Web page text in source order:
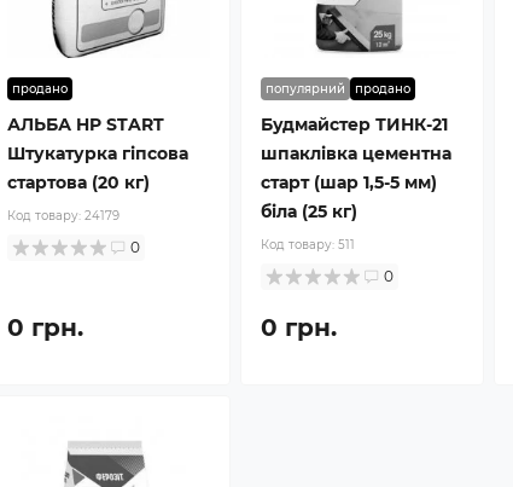
продано
АЛЬБА HP START
Штукатурка гіпсова
стартова (20 кг)
Код товару: 24179
0
0 грн.
популярний продано
Будмайстер ТИНК-21
шпаклівка цементна
старт (шар 1,5-5 мм)
біла (25 кг)
Код товару: 511
0
0 грн.